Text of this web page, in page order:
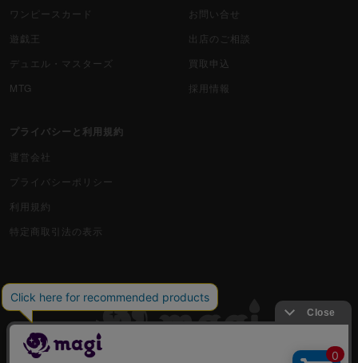
ワンピースカード
遊戯王
デュエル・マスターズ
MTG
お問い合せ
出店のご相談
買取申込
採用情報
プライバシーと利用規約
運営会社
プライバシーポリシー
利用規約
特定商取引法の表示